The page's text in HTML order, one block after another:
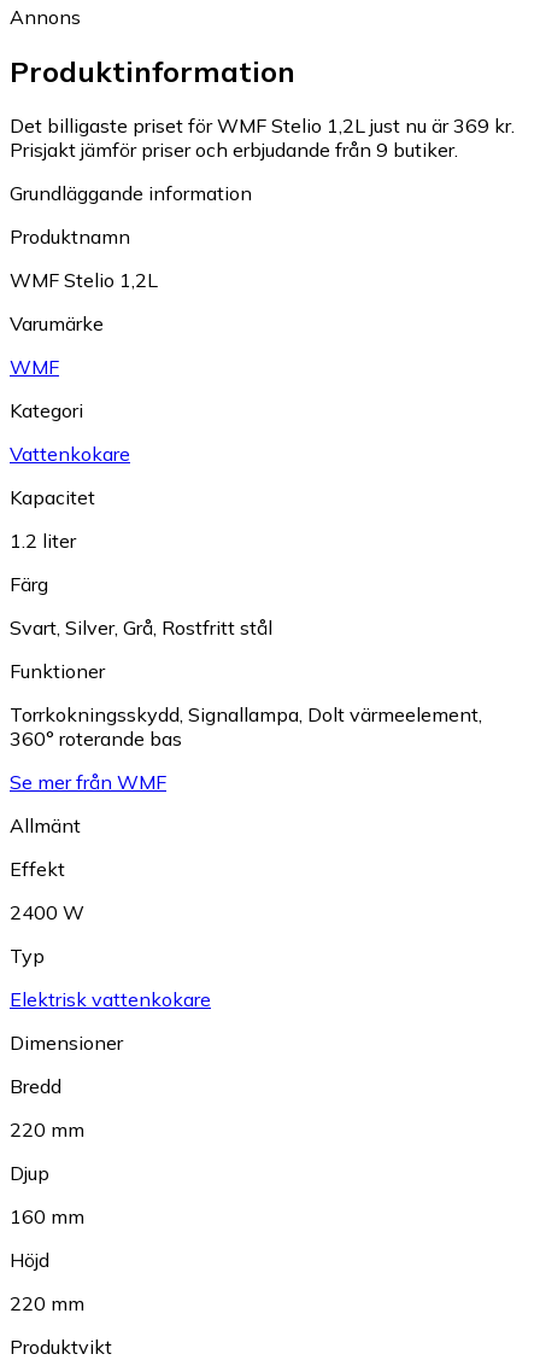
Annons
Produktinformation
Det billigaste priset för WMF Stelio 1,2L just nu är 369 kr.
Prisjakt jämför priser och erbjudande från 9 butiker.
Grundläggande information
Produktnamn
WMF Stelio 1,2L
Varumärke
WMF
Kategori
Vattenkokare
Kapacitet
1.2 liter
Färg
Svart Silver, Grå Rostfritt stål
Funktioner
Torrkokningsskydd Signallampa Dolt värmeelement
360° roterande bas
Se mer från WMF
Allmänt
Effekt
2400 W
Typ
Elektrisk vattenkokare
Dimensioner
Bredd
220 mm
Djup
160 mm
Höjd
220 mm
Produktvikt